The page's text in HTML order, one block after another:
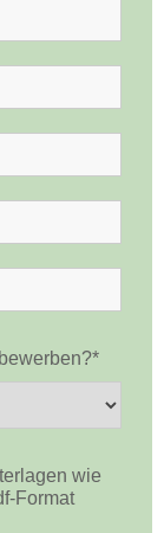
wie
Format